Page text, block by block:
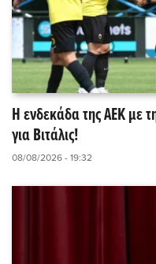
Η ενδεκάδα της ΑΕΚ με
για Βιτάλις!
08/08/2026 - 19:32